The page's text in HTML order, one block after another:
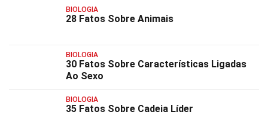
BIOLOGIA
28 Fatos Sobre Animais
BIOLOGIA
30 Fatos Sobre Características Ligadas
Ao Sexo
BIOLOGIA
35 Fatos Sobre Cadeia Líder